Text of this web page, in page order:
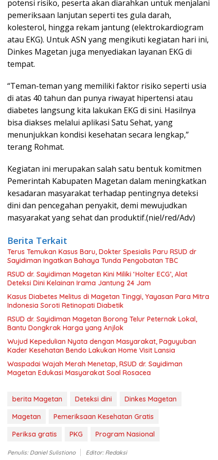
potensi risiko, peserta akan diarahkan untuk menjalani
pemeriksaan lanjutan seperti tes gula darah,
kolesterol, hingga rekam jantung (elektrokardiogram
atau EKG). Untuk ASN yang mengikuti kegiatan hari ini,
Dinkes Magetan juga menyediakan layanan EKG di
tempat.
“Teman-teman yang memiliki faktor risiko seperti usia
di atas 40 tahun dan punya riwayat hipertensi atau
diabetes langsung kita lakukan EKG di sini. Hasilnya
bisa diakses melalui aplikasi Satu Sehat, yang
menunjukkan kondisi kesehatan secara lengkap,”
terang Rohmat.
Kegiatan ini merupakan salah satu bentuk komitmen
Pemerintah Kabupaten Magetan dalam meningkatkan
kesadaran masyarakat terhadap pentingnya deteksi
dini dan pencegahan penyakit, demi mewujudkan
masyarakat yang sehat dan produktif.(niel/red/Adv)
Berita Terkait
Terus Temukan Kasus Baru, Dokter Spesialis Paru RSUD dr
Sayidiman Ingatkan Bahaya Tunda Pengobatan TBC
RSUD dr. Sayidiman Magetan Kini Miliki ‘Holter ECG’, Alat
Deteksi Dini Kelainan Irama Jantung 24 Jam
Kasus Diabetes Melitus di Magetan Tinggi, Yayasan Para Mitra
Indonesia Soroti Retinopati Diabetik
RSUD dr. Sayidiman Magetan Borong Telur Peternak Lokal,
Bantu Dongkrak Harga yang Anjlok
Wujud Kepedulian Nyata dengan Masyarakat, Paguyuban
Kader Kesehatan Bendo Lakukan Home Visit Lansia
Waspadai Wajah Merah Menetap, RSUD dr. Sayidiman
Magetan Edukasi Masyarakat Soal Rosacea
berita Magetan Deteksi dini
Dinkes Magetan
Magetan
Pemeriksaan Kesehatan Gratis
Periksa gratis
PKG Program Nasional
Penulis: Daniel Sulistiono Editor: Redaksi